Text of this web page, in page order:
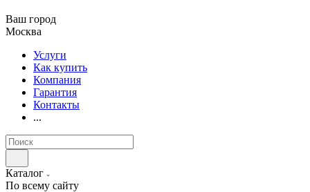
Ваш город
Москва
Услуги
Как купить
Компания
Гарантия
Контакты
...
Каталог
По всему сайту